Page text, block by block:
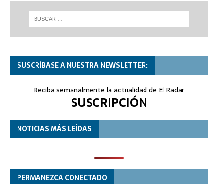
SUSCRÍBASE A NUESTRA NEWSLETTER:
Reciba semanalmente la actualidad de El Radar
SUSCRIPCIÓN
NOTICIAS MÁS LEÍDAS
PERMANEZCA CONECTADO